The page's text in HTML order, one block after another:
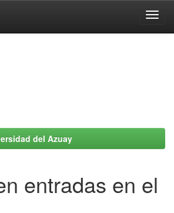
del Azuay
entradas en el